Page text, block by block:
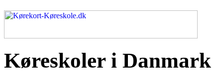
Køreskoler i Danmark